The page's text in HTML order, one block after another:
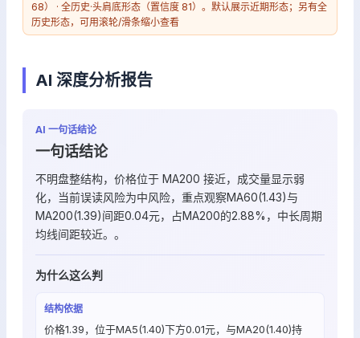
68） · 全历史·头肩底形态（置信度 81）。默认展示近期形态；另有全
历史形态，可用滚轮/滑条缩小查看
AI 深度分析报告
AI 一句话结论
一句话结论
不明盘整结构，价格位于 MA200 接近，成交量显示弱
化，当前误读风险为中风险，重点观察MA60(1.43)与
MA200(1.39)间距0.04元，占MA200的2.88%，中长周期
均线间距较近。。
为什么这么判
结构依据
价格1.39，位于MA5(1.40)下方0.01元，与MA20(1.40)持